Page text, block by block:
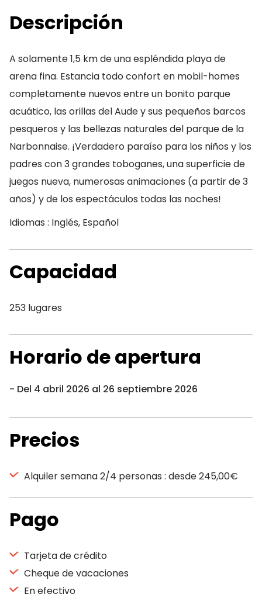
Descripción
A solamente 1,5 km de una espléndida playa de
arena fina. Estancia todo confort en mobil-homes
completamente nuevos entre un bonito parque
acuático, las orillas del Aude y sus pequeños barcos
pesqueros y las bellezas naturales del parque de la
Narbonnaise. ¡Verdadero paraíso para los niños y los
padres con 3 grandes toboganes, una superficie de
juegos nueva, numerosas animaciones (a partir de 3
años) y de los espectáculos todas las noches!
Idiomas : Inglés, Español
Capacidad
253 lugares
Horario de apertura
Del 4 abril 2026 al 26 septiembre 2026
Precios
Alquiler semana 2/4 personas : desde 245,00€
Pago
Tarjeta de crédito
Cheque de vacaciones
En efectivo